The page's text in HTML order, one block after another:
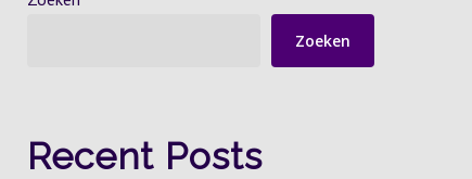
Zoeken
Recent Posts